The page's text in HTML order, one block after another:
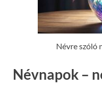
Névre szóló
Névnapok –